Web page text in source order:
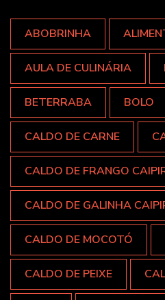
ABOBRINHA
AULA DE CULINÁRIA
BETERRABA BOLO
CALDO DE CARNE
CALDO DE FRANGO
CALDO DE GALINHA
CALDO DE MOCOTÓ
CALDO DE PEIXE